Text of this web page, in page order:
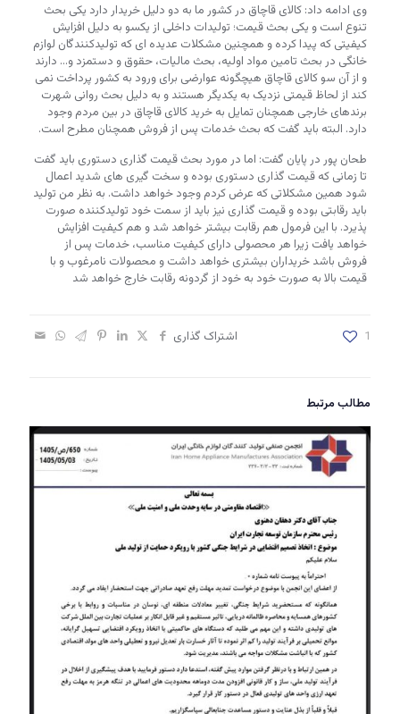
وی ادامه داد: کالای قاچاق در کشور ما به دو دلیل خریدار دارد یکی بحث
تنوع است و یکی بحث قیمت؛ تولیدات داخلی از یکسو به دلیل افزایش
کیفیتی که پیدا کرده و همچنین مشکلات عدیده ای که تولیدکنندگان لوازم
خانگی در بحث تامین مواد اولیه، بحث مالیات، حقوق و دستمزد و… دارند
و از آن سو کالای قاچاق هیچگونه عوارضی برای ورود به کشور پرداخت نمی
کند از لحاظ قیمتی نزدیک به یکدیگر هستند و به دلیل بحث روانی شهرت
برندهای خارجی همچنان تمایل به خرید کالای قاچاق در بین مردم وجود
دارد. البته باید گفت که بحث خدمات پس از فروش همچنان مطرح است.
طحان پور در پایان گفت: اما در مورد بحث قیمت گذاری دستوری باید گفت
تا زمانی که قیمت گذاری دستوری بوده و سخت گیری های شدید اعمال
شود همین مشکلاتی که عرض کردم وجود خواهد داشت. به نظر من تولید
باید رقابتی بوده و قیمت گذاری نیز باید از سمت خود تولیدکننده صورت
پذیرد. با این فرمول هم رقابت بیشتر خواهد شد و هم کیفیت افزایش
خواهد یافت زیرا هر محصولی دارای کیفیت مناسب، خدمات پس از
فروش باشد خریداران بیشتری خواهد داشت و محصولات نامرغوب و با
قیمت بالا به صورت خود به خود از گردونه رقابت خارج خواهد شد
اشتراک گذاری 1
مطالب مرتبط